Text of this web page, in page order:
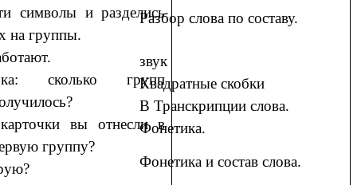
символы и разделись
на группы.
сколько групп
вы отнесли в
группу?
Разбор слова по составу.
звук
Квадратные скобки
В Транскрипции слова.
Фонетика.
Фонетика и состав слова.